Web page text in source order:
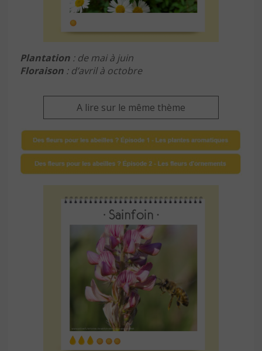
Plantation : de mai à juin
Floraison : d’avril à octobre
A lire sur le même thème